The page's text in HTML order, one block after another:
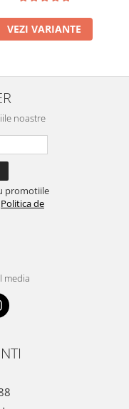
VEZI VARIANTE
noastre
promotiile
Politica de
media